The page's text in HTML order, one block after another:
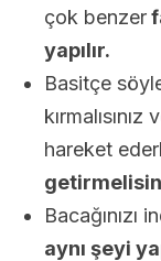
çok benzer
yapılır.
Basitçe
hareket
Bacağınızı
aynı şeyi